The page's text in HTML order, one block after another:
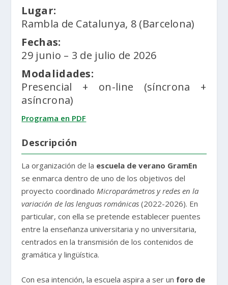
Lugar:
Rambla de Catalunya, 8 (Barcelona)
Fechas:
29 junio – 3 de julio de 2026
Modalidades:
Presencial + on-line (síncrona +
asíncrona)
Programa en PDF
Descripción
La organización de la escuela de verano GramEn
se enmarca dentro de uno de los objetivos del
proyecto coordinado Microparámetros y redes en la
variación de las lenguas románicas (2022-2026). En
particular, con ella se pretende establecer puentes
entre la enseñanza universitaria y no universitaria,
centrados en la transmisión de los contenidos de
gramática y lingüística.
Con esa intención, la escuela aspira a ser un foro de